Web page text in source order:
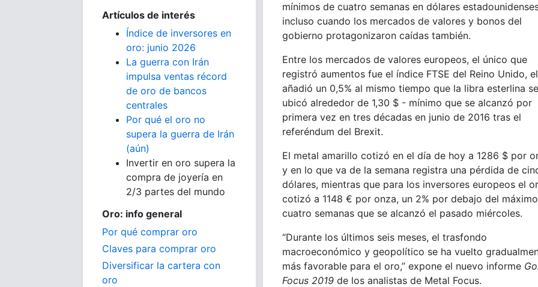
Artículos de interés
Índice de inversores en
oro: junio 2026
La guerra con Irán
impulsa ventas récord
de oro de bancos
centrales
Por qué el oro no
supera la guerra de Irán
(aún)
Invertir en oro supera la
compra de joyería en
2/3 partes del mundo
Oro: info general
Por qué comprar oro
Claves para comprar oro
Diversificar la cartera con
oro
mínimos de cuatro semanas en dólares
incluso cuando los mercados de valores y bonos del
gobierno protagonizaron caídas también.
Entre los mercados de valores europeos, el único que
registró aumentos fue el índice FTSE del Reino Unido,
añadió un 0,5% al mismo tiempo que la libra esterlina se
ubicó alrededor de 1,30 $ - mínimo que se alcanzó por
primera vez en tres décadas en junio de 2016 tras el
referéndum del Brexit.
El metal amarillo cotizó en el día de hoy a 1286 $ por
y en lo que va de la semana registra una pérdida de
dólares, mientras que para los inversores europeos el
cotizó a 1148 € por onza, un 2% por debajo del
cuatro semanas que se alcanzó el pasado miércoles.
“Durante los últimos seis meses, el trasfondo
macroeconómico y geopolítico se ha vuelto
más favorable para el oro,” expone el nuevo informe
Focus 2019 de los analistas de Metal Focus.